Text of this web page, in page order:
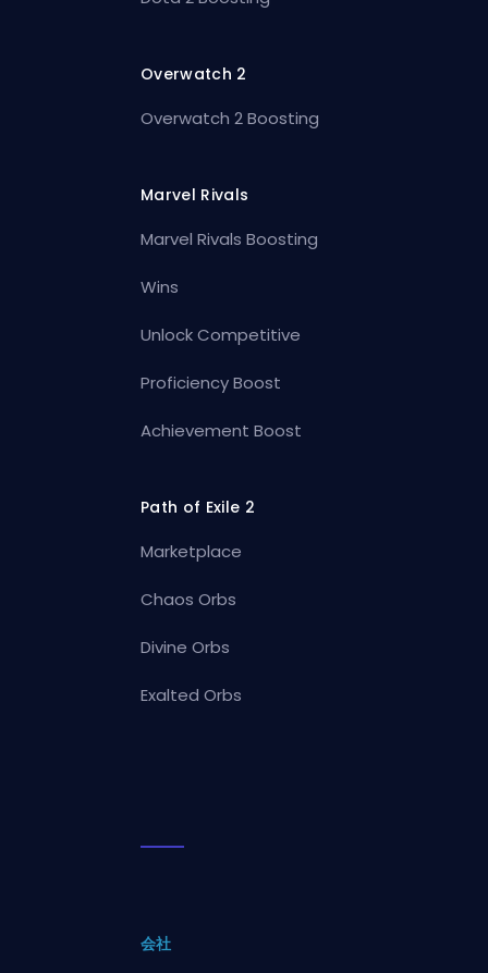
Overwatch 2
Overwatch 2 Boosting
Marvel Rivals
Marvel Rivals Boosting
Wins
Unlock Competitive
Proficiency Boost
Achievement Boost
Path of Exile 2
Marketplace
Chaos Orbs
Divine Orbs
Exalted Orbs
会社